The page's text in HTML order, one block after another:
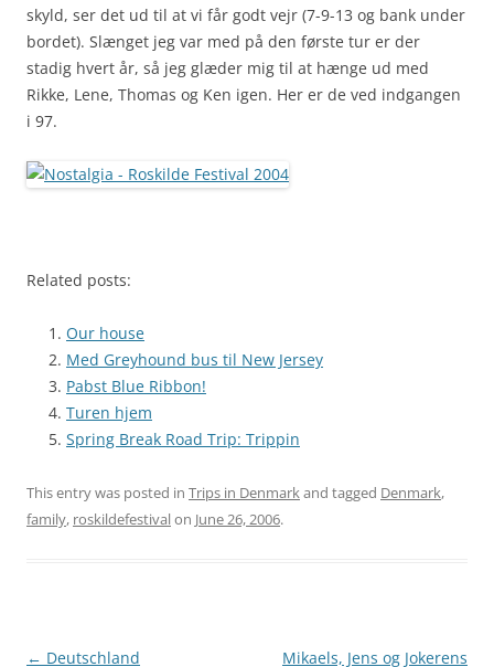
skyld, ser det ud til at vi får godt vejr (7-9-13 og bank under
bordet). Slænget jeg var med på den første tur er der
stadig hvert år, så jeg glæder mig til at hænge ud med
Rikke, Lene, Thomas og Ken igen. Her er de ved indgangen
i 97.
Related posts:
Our house
Med Greyhound bus til New Jersey
Pabst Blue Ribbon!
Turen hjem
Spring Break Road Trip: Trippin
This entry was posted in Trips in Denmarkand tagged Denmark,
family, roskildefestivalon June 26, 2006.
Post
← Deutschland
Mikaels, Jens og Jokerens